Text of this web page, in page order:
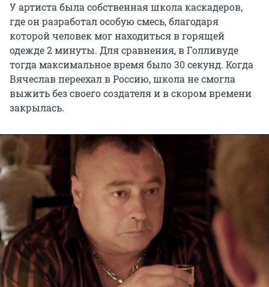
У артиста была собственная школа каскадеров,
где он разработал особую смесь, благодаря
которой человек мог находиться в горящей
одежде 2 минуты. Для сравнения, в Голливуде
тогда максимальное время было 30 секунд. Когда
Вячеслав переехал в Россию, школа не смогла
выжить без своего создателя и в скором времени
закрылась.